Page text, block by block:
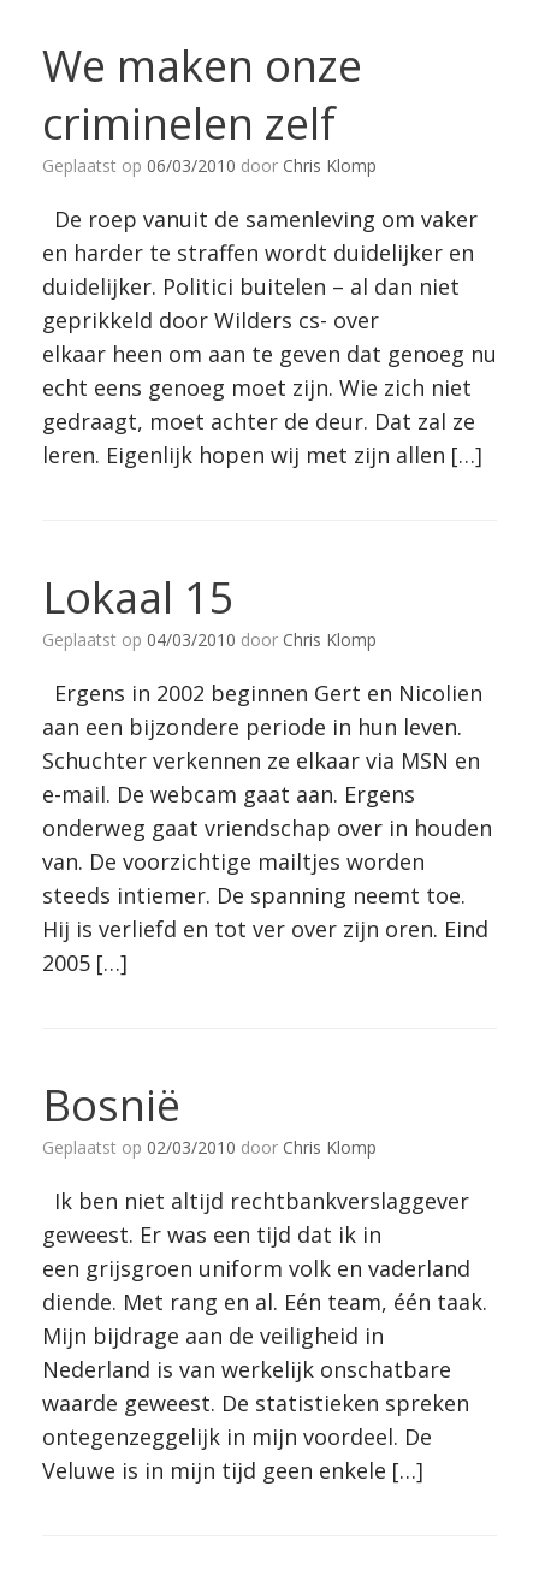
We maken onze
criminelen zelf
Geplaatst op 06/03/2010 door Chris Klomp
De roep vanuit de samenleving om vaker
en harder te straffen wordt duidelijker en
duidelijker. Politici buitelen – al dan niet
geprikkeld door Wilders cs- over
elkaar heen om aan te geven dat genoeg nu
echt eens genoeg moet zijn. Wie zich niet
gedraagt, moet achter de deur. Dat zal ze
leren. Eigenlijk hopen wij met zijn allen […]
Lokaal 15
Geplaatst op 04/03/2010 door Chris Klomp
Ergens in 2002 beginnen Gert en Nicolien
aan een bijzondere periode in hun leven.
Schuchter verkennen ze elkaar via MSN en
e-mail. De webcam gaat aan. Ergens
onderweg gaat vriendschap over in houden
van. De voorzichtige mailtjes worden
steeds intiemer. De spanning neemt toe.
Hij is verliefd en tot ver over zijn oren. Eind
2005 […]
Bosnië
Geplaatst op 02/03/2010 door Chris Klomp
Ik ben niet altijd rechtbankverslaggever
geweest. Er was een tijd dat ik in
een grijsgroen uniform volk en vaderland
diende. Met rang en al. Eén team, één taak.
Mijn bijdrage aan de veiligheid in
Nederland is van werkelijk onschatbare
waarde geweest. De statistieken spreken
ontegenzeggelijk in mijn voordeel. De
Veluwe is in mijn tijd geen enkele […]